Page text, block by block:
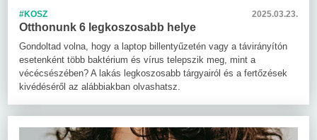
#KOSZ 2025.03.23.
Otthonunk 6 legkoszosabb helye
Gondoltad volna, hogy a laptop billentyűzetén vagy a távirányítón
esetenként több baktérium és vírus telepszik meg, mint a
vécécsészében? A lakás legkoszosabb tárgyairól és a fertőzések
kivédéséről az alábbiakban olvashatsz.